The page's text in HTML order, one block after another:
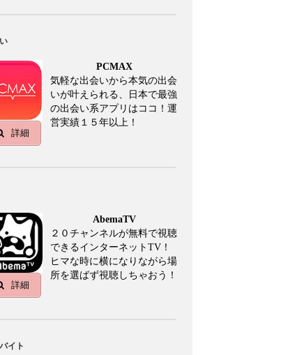
詳細
PCMAX
気軽な出会いから本気の出会
いが叶えられる、日本で最強
の出会い系アプリはココ！運
営実績１５年以上！
詳細
AbemaTV
２０チャンネルが無料で視聴
できるインターネットTV！
ヒマな時に横になりながら場
所を選ばず視聴しちゃおう！
イト